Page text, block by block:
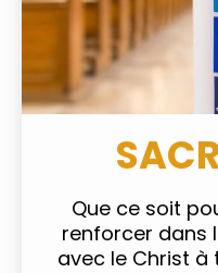
Que ce soit
renforcer dans
avec le Christ